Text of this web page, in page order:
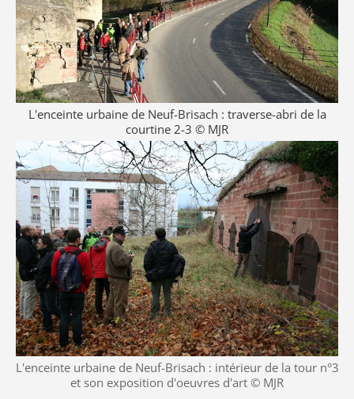
L'enceinte urbaine de Neuf-Brisach : traverse-abri de la
courtine 2-3 © MJR
L'enceinte urbaine de Neuf-Brisach : intérieur de la tour n°3
et son exposition d'oeuvres d'art © MJR